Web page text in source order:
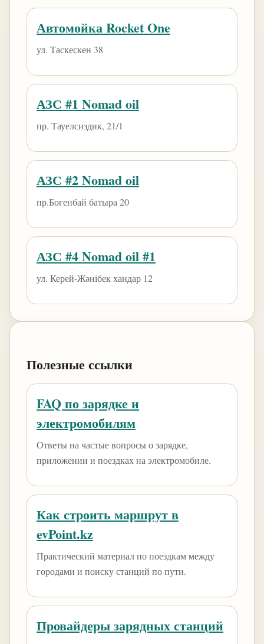
Автомойка Rocket One
ул. Таскескен 38
АЗС #1 Nomad oil
пр. Тауелсиздик, 21/1
АЗС #2 Nomad oil
пр.Богенбай батыра 20
АЗС #4 Nomad oil #1
ул. Керей-Жәнібек хандар 12
Полезные ссылки
FAQ по зарядке и
электромобилям
Ответы на частые вопросы о зарядке,
приложении и поездках на электромобиле.
Как строить маршрут в
evPoint.kz
Практический материал по поездкам между
городами и поиску станций по пути.
Провайдеры зарядных станций